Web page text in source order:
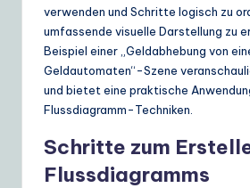
ly
G
ui
d
verwenden und Schritte logisch zu
umfassende visuelle Darstellung zu
Beispiel einer „Geldabhebung von
Geldautomaten“-Szene
und bietet eine praktische
Flussdiagramm-Techniken.
Schritte zum
Flussdiagramms